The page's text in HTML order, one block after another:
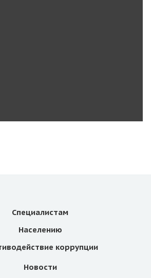
Специалистам
Населению
коррупции
Новости